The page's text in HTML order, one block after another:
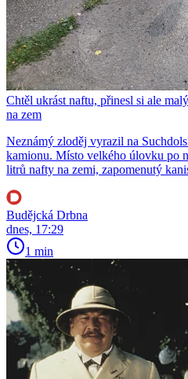
Chtěl ukrást naftu, přinesl si ale
na zem
Neznámý zloděj vyrazil na
kamionu. Místo velkého úlovku po
litrů nafty na zemi, zapomenutý
Budějcká Drbna
dnes, 17:29
1 min